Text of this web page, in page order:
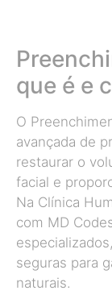
que é e
O
avançada de
restaurar o
facial e
Na Clínica
com MD
seguras para
naturais.